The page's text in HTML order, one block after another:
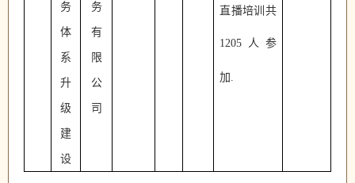
务
体
系
升
级
建
设
务
有
限
公
司
直播培训共
1205人参
加.